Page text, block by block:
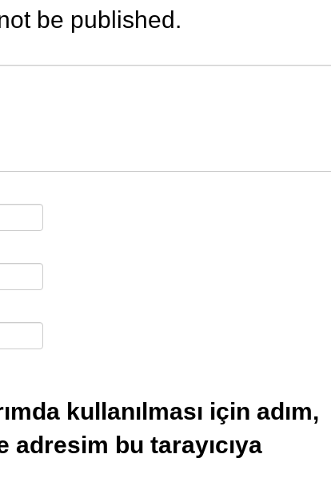
be published.
kullanılması için adım,
bu tarayıcıya